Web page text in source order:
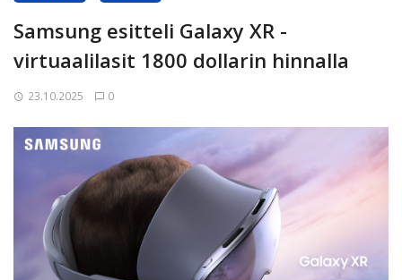
Samsung esitteli Galaxy XR -
virtuaalilasit 1800 dollarin hinnalla
23.10.2025 0